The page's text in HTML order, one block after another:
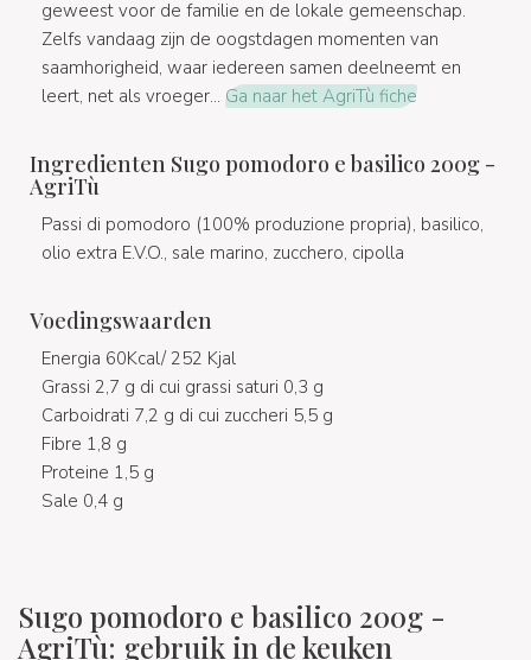
geweest voor de familie en de lokale gemeenschap.
Zelfs vandaag zijn de oogstdagen momenten van
saamhorigheid, waar iedereen samen deelneemt en
leert, net als vroeger... Ga naar het AgriTù fiche
Ingredienten Sugo pomodoro e basilico 200g -
AgriTù
Passi di pomodoro (100% produzione propria), basilico,
olio extra E.V.O., sale marino, zucchero, cipolla
Voedingswaarden
Energia 60Kcal/ 252 Kjal
Grassi 2,7 g di cui grassi saturi 0,3 g
Carboidrati 7,2 g di cui zuccheri 5,5 g
Fibre 1,8 g
Proteine 1,5 g
Sale 0,4 g
Sugo pomodoro e basilico 200g -
AgriTù: gebruik in de keuken